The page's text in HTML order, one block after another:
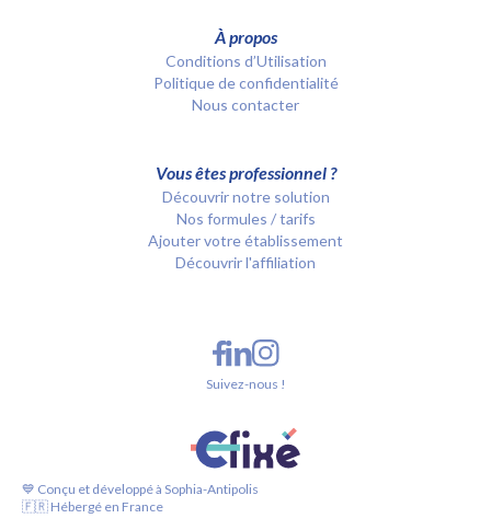
À propos
Conditions d’Utilisation
Politique de confidentialité
Nous contacter
Vous êtes professionnel ?
Découvrir notre solution
Nos formules / tarifs
Ajouter votre établissement
Découvrir l'affiliation
💙 Conçu et développé à Sophia-Antipolis
🇫🇷 Hébergé en France
Suivez-nous !